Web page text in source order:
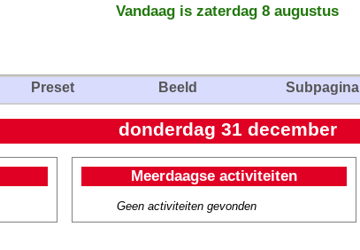
Vandaag is zaterdag 8 augustus
Preset Beeld Subpagina
donderdag 31 december
Meerdaagse activiteiten
Geen activiteiten gevonden